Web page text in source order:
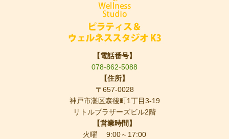
【電話番号】
078-862-5088
【住所】
〒657-0028
神戸市灘区森後町1丁目3-19
リトルブラザーズビル2階
【営業時間】
火曜 9:00～17:00